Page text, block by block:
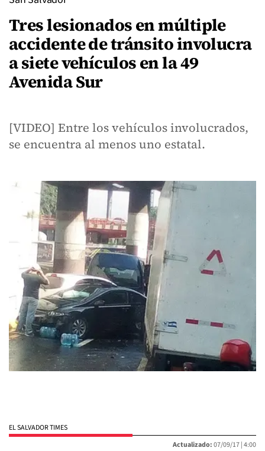
Tres lesionados en múltiple
accidente de tránsito involucra
a siete vehículos en la 49
Avenida Sur
[VIDEO] Entre los vehículos involucrados,
se encuentra al menos uno estatal.
EL SALVADOR TIMES
Actualizado:07/09/17 | 4:00